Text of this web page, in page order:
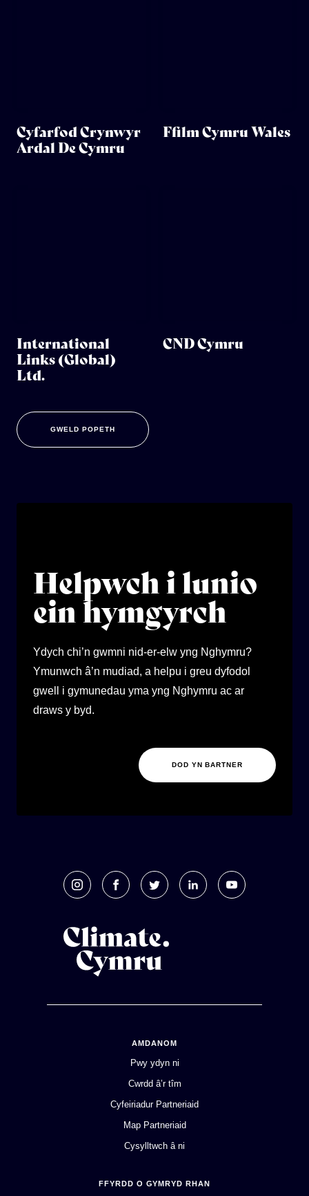
Cyfarfod Crynwyr
Ardal De Cymru
Ffilm Cymru Wales
International
Links (Global)
Ltd.
CND Cymru
GWELD POPETH
Helpwch i lunio
ein hymgyrch
Ydych chi’n gwmni nid-er-elw yng Nghymru?
Ymunwch â’n mudiad, a helpu i greu dyfodol
gwell i gymunedau yma yng Nghymru ac ar
draws y byd.
DOD YN BARTNER
AMDANOM
Pwy ydyn ni
Cwrdd â’r tîm
Cyfeiriadur Partneriaid
Map Partneriaid
Cysylltwch â ni
FFYRDD O GYMRYD RHAN